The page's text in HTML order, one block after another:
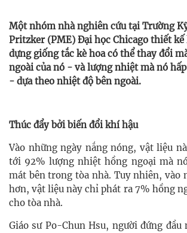
Một nhóm nhà nghiên cứu tại Trường
Pritzker (PME) Đại học Chicago thiết
dựng giống tắc kè hoa có thể thay đổi
ngoài của nó - và lượng nhiệt mà nó
- dựa theo nhiệt độ bên ngoài.
Thúc đẩy bởi biến đổi khí hậu
Vào những ngày nắng nóng, vật liệu
tới 92% lượng nhiệt hồng ngoại mà
mát bên trong tòa nhà. Tuy nhiên, vào
hơn, vật liệu này chỉ phát ra 7% hồng
cho tòa nhà.
Giáo sư Po-Chun Hsu, người đứng đầu